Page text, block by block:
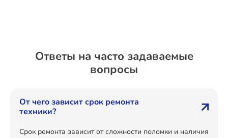
Ответы на часто задаваемые
вопросы
От чего зависит срок ремонта
техники?
Срок ремонта зависит от сложности поломки и наличия